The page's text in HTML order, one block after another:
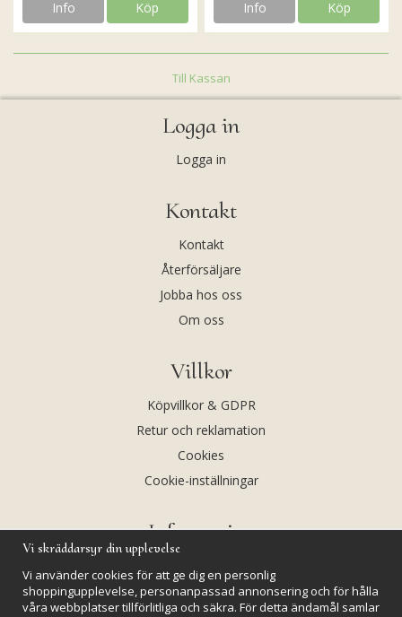
Info Köp Info Köp
Till Kassan
Logga in
Logga in
Kontakt
Kontakt
Återförsäljare
Jobba hos oss
Om oss
Villkor
Köpvillkor & GDPR
Retur och reklamation
Cookies
Cookie-inställningar
Information
Kalendarium
Vi skräddarsyr din upplevelse
Vi använder cookies för att ge dig en personlig
shoppingupplevelse, personanpassad annonsering och för hålla
våra webbplatser tillförlitliga och säkra. För detta ändamål samlar